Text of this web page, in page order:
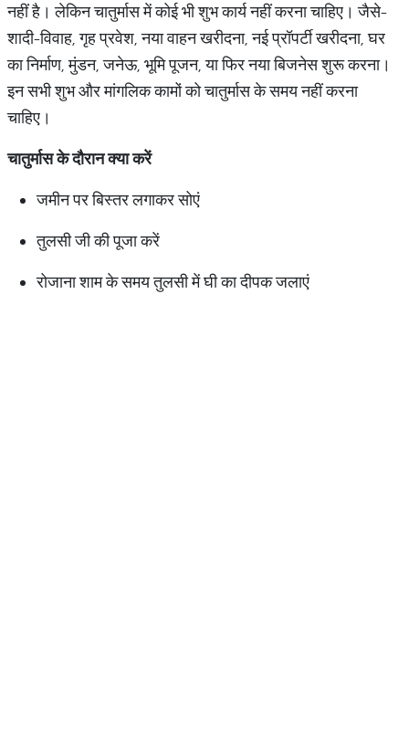
नहीं है। लेकिन चातुर्मास में कोई भी शुभ कार्य नहीं करना चाहिए। जैसे-
शादी-विवाह, गृह प्रवेश, नया वाहन खरीदना, नई प्रॉपर्टी खरीदना, घर
का निर्माण, मुंडन, जनेऊ, भूमि पूजन, या फिर नया बिजनेस शुरू करना।
इन सभी शुभ और मांगलिक कामों को चातुर्मास के समय नहीं करना
चाहिए।
चातुर्मासकेदौरानक्याकरें
जमीन पर बिस्तर लगाकर सोएं
तुलसी जी की पूजा करें
रोजाना शाम के समय तुलसी में घी का दीपक जलाएं